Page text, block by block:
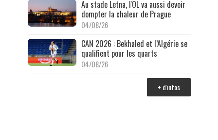
Au stade Letna, l'OL va aussi devoir
dompter la chaleur de Prague
04/08/26
CAN 2026 : Bekhaled et l’Algérie se
qualifient pour les quarts
04/08/26
+ d'infos